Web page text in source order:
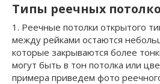
Типы реечных
1. Реечные потолки открытого
между рейками остаются
которые закрываются более
могут быть в тон потолка или
примера приведем фото